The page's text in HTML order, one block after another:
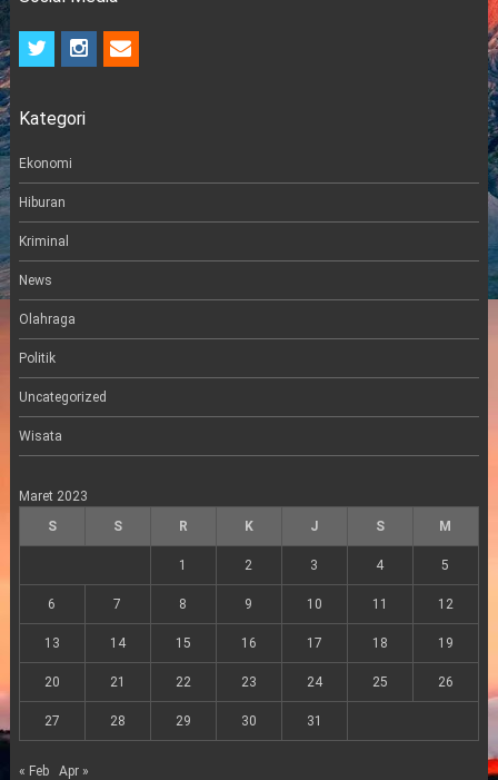
t
t
r
i
n
a
e
m
Kategori
Ekonomi
Hiburan
Kriminal
News
Olahraga
Politik
Uncategorized
Wisata
Maret 2023
S
S R K J S M
1 2 3 4 5
6 7 8 9 10 11 12
13 14 15 16 17 18 19
20 21 22 23 24 25 26
27 28 29 30 31
« Feb Apr »